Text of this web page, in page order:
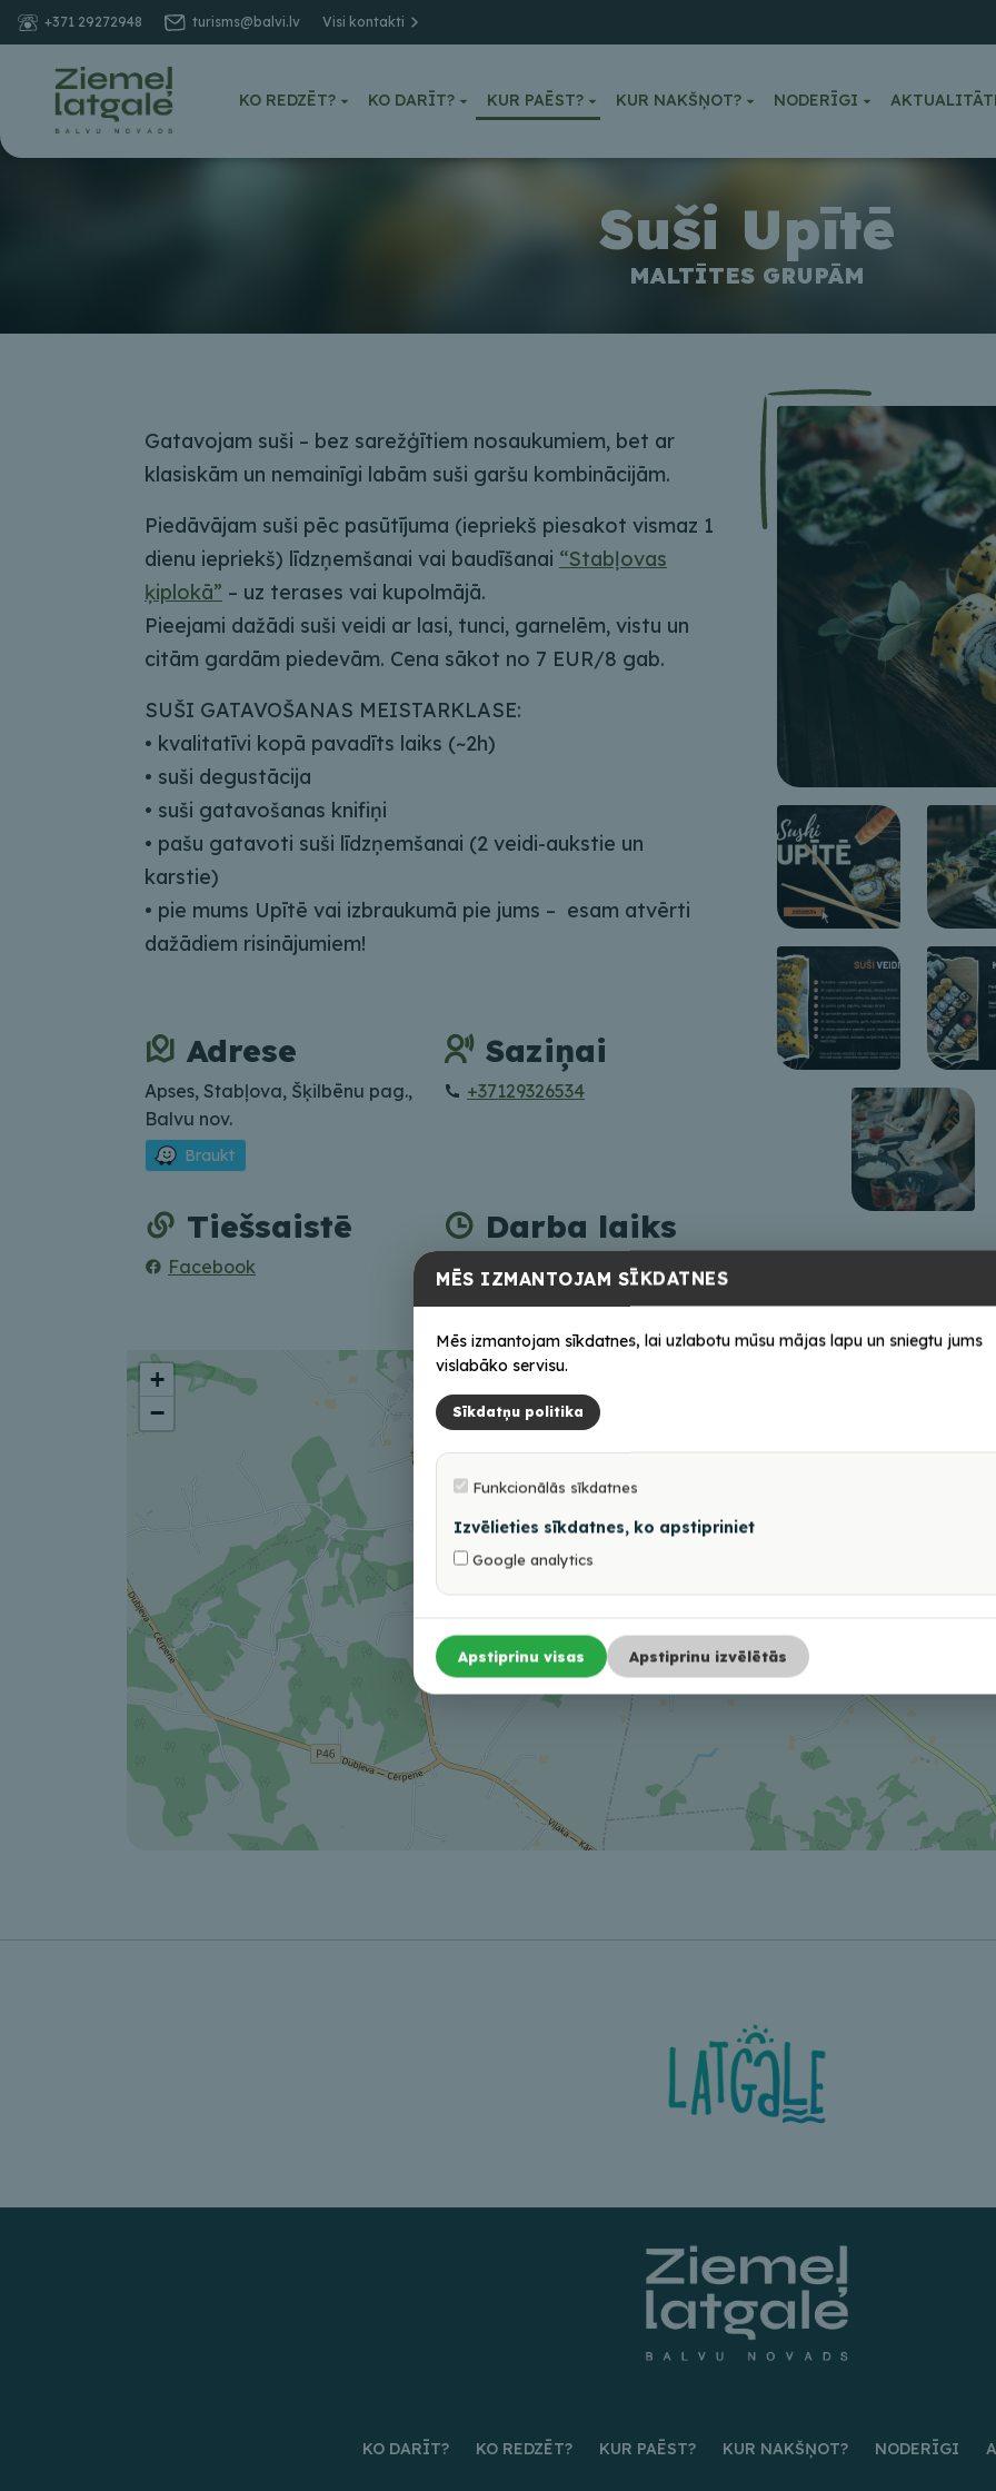
+371 29272948 turisms@balvi.lv Visi kontakti
KO REDZĒT? KO DARĪT? KUR PAĒST? KUR NAKŠŅOT? NODERĪGI
Suši Upītē
MALTĪTES GRUPĀM
Gatavojam suši – bez sarežģītiem nosaukumiem, bet ar
klasiskām un nemainīgi labām suši garšu kombinācijām.
Piedāvājam suši pēc pasūtījuma (iepriekš piesakot vismaz 1
dienu iepriekš) līdzņemšanai vai baudīšanai “Stabļovas
ķiplokā” – uz terases vai kupolmājā.
Pieejami dažādi suši veidi ar lasi, tunci, garnelēm, vistu un
citām gardām piedevām. Cena sākot no 7 EUR/8 gab.
SUŠI GATAVOŠANAS MEISTARKLASE:
• kvalitatīvi kopā pavadīts laiks (~2h)
• suši degustācija
• suši gatavošanas knifiņi
• pašu gatavoti suši līdzņemšanai (2 veidi-aukstie un
karstie)
• pie mums Upītē vai izbraukumā pie jums – esam atvērti
dažādiem risinājumiem!
Adrese
Apses, Stabļova, Šķilbēnu pag.,
Balvu nov.
Braukt
Saziņai
+37129326534
Tiešsaistē
Facebook
Darba laiks
Iepriekš piesakoties
+
−
KO DARĪT? KO REDZĒT? KUR PAĒST? KUR NAKŠŅOT? NODERĪGI
MĒS IZMANTOJAM SĪKDATNES
Mēs izmantojam sīkdatnes, lai uzlabotu mūsu mājas lapu un sniegtu jums
vislabāko servisu.
Sīkdatņu politika
Funkcionālās sīkdatnes
Izvēlieties sīkdatnes, ko apstipriniet
Google analytics
Apstiprinu visas Apstiprinu izvēlētās